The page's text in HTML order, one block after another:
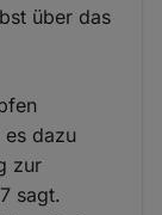
über das
dazu
zur
sagt.